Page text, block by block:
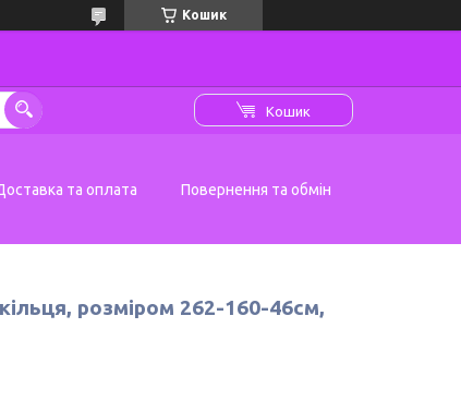
Кошик
Кошик
та оплата Повернення та обмін
розміром 262-160-46см,